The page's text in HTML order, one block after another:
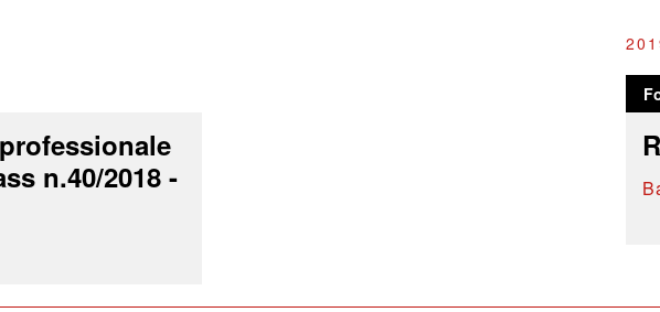
n.40/2018 -